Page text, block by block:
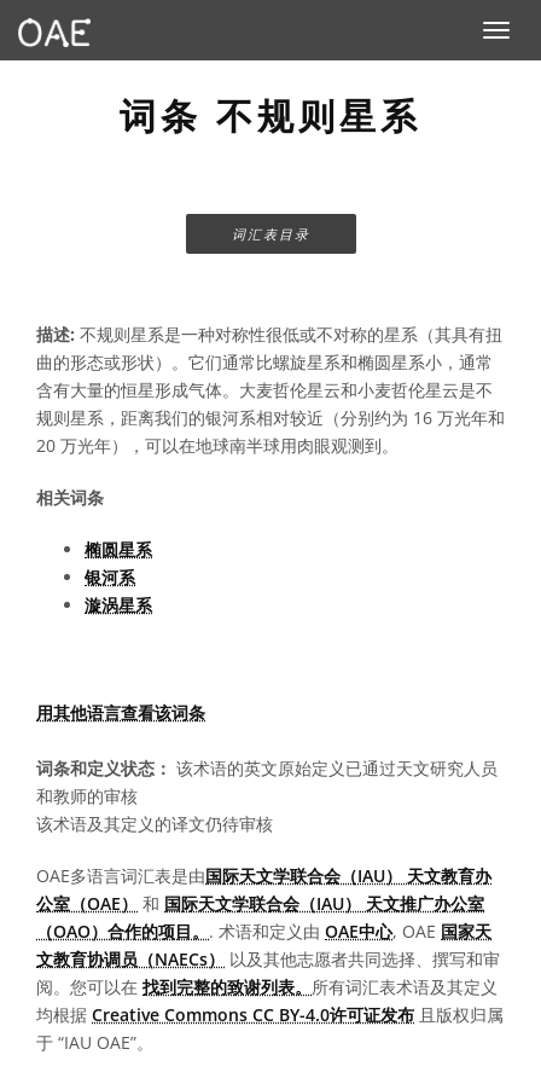
Toggle
词条 不规则星系
词汇表目录
描述: 不规则星系是一种对称性很低或不对称的星系（其具有扭
曲的形态或形状）。它们通常比螺旋星系和椭圆星系小，通常
含有大量的恒星形成气体。大麦哲伦星云和小麦哲伦星云是不
规则星系，距离我们的银河系相对较近（分别约为 16 万光年和
20 万光年），可以在地球南半球用肉眼观测到。
相关词条
椭圆星系
银河系
漩涡星系
用其他语言查看该词条
词条和定义状态： 该术语的英文原始定义已通过天文研究人员
和教师的审核
该术语及其定义的译文仍待审核
OAE多语言词汇表是由国际天文学联合会（IAU） 天文教育办
公室（OAE）
和 国际天文学联合会（IAU） 天文推广办公室
（OAO）合作的项目。 . 术语和定义由 OAE中心, OAE 国家天
文教育协调员（NAECs）
以及其他志愿者共同选择、撰写和审
阅。您可以在 找到完整的致谢列表。 所有词汇表术语及其定义
均根据 Creative Commons CC BY-4.0许可证发布 且版权归属
于 “IAU OAE”。